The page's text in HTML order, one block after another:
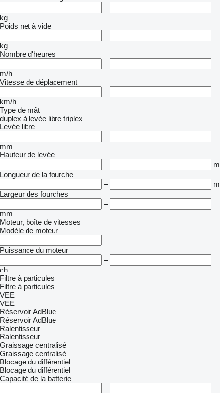
–
kg
Poids net à vide
–
kg
Nombre d'heures
–
m/h
Vitesse de déplacement
–
km/h
Type de mât
duplex à levée libre triplex
Levée libre
–
mm
Hauteur de levée
–
m
Longueur de la fourche
–
m
Largeur des fourches
–
mm
Moteur, boîte de vitesses
Modèle de moteur
Puissance du moteur
–
ch
Filtre à particules
Filtre à particules
VEE
VEE
Réservoir AdBlue
Réservoir AdBlue
Ralentisseur
Ralentisseur
Graissage centralisé
Graissage centralisé
Blocage du différentiel
Blocage du différentiel
Capacité de la batterie
–